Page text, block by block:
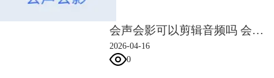
5.阅读许可协议，并勾选“我接受协议中的条款”，点击【下一步】。
会声会影可以剪辑音频吗 会声会影可以转换视频格式吗
2026-04-16
0